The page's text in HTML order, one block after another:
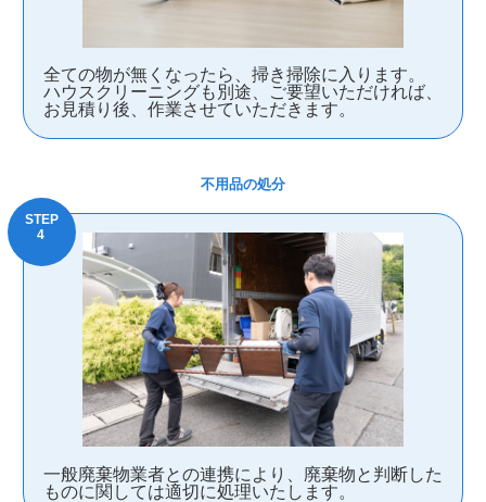
全ての物が無くなったら、掃き掃除に入ります。
ハウスクリーニングも別途、ご要望いただければ、
お見積り後、作業させていただきます。
不用品の処分
一般廃棄物業者との連携により、廃棄物と判断した
ものに関しては適切に処理いたします。